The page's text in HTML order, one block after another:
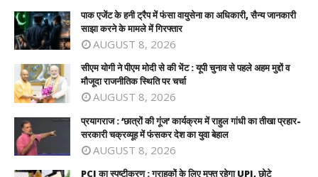
पाक एजेंट के हनी ट्रैप में फंसा वायुसेना का अधिकारी, सैन्य जानकारी
साझा करने के मामले में गिरफ्तार
AUGUST 8, 2026
सीएम योगी ने पीएम मोदी से की भेंट : यूपी चुनाव से पहले अहम मुद्दों व
मौजूदा राजनीतिक स्थिति पर चर्चा
AUGUST 8, 2026
प्रयागराज : ‘छात्रों की गूंज’ कार्यक्रम में राहुल गांधी का तीखा प्रहार-
सरकारी चक्रव्यूह में फंसकर देश का युवा बेहाल
AUGUST 8, 2026
PCI का स्पष्टीकरण : ग्राहकों के लिए मुफ्त रहेगा UPI, छोटे